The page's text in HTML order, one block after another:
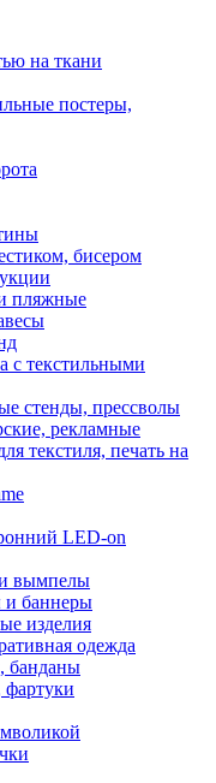
на ткани
постеры,
бисером
пляжные
с текстильными
стенды, прессволы
рекламные
текстиля, печать на
LED-on
вымпелы
и баннеры
изделия
одежда
банданы